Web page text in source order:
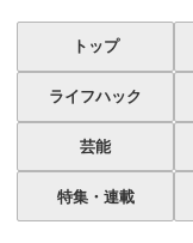
トップ
ライフハック
芸能
特集・連載